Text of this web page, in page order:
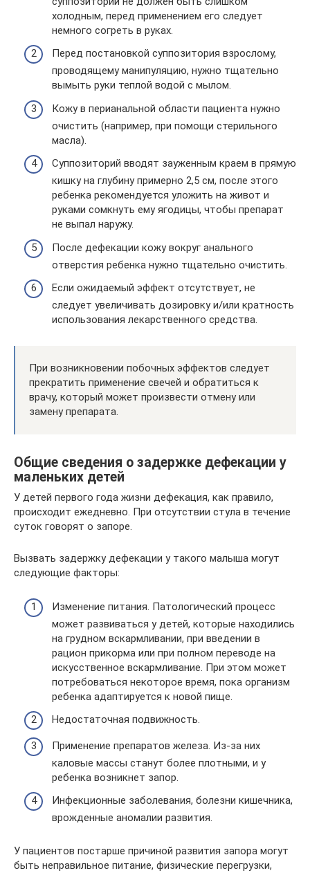
холодным, перед применением его следует
немного согреть в руках.
Перед постановкой суппозитория взрослому,
проводящему манипуляцию, нужно тщательно
вымыть руки теплой водой с мылом.
Кожу в перианальной области пациента нужно
очистить (например, при помощи стерильного
масла).
Суппозиторий вводят зауженным краем в прямую
кишку на глубину примерно 2,5 см, после этого
ребенка рекомендуется уложить на живот и
руками сомкнуть ему ягодицы, чтобы препарат
не выпал наружу.
После дефекации кожу вокруг анального
отверстия ребенка нужно тщательно очистить.
Если ожидаемый эффект отсутствует, не
следует увеличивать дозировку и/или кратность
использования лекарственного средства.
При возникновении побочных эффектов следует
прекратить применение свечей и обратиться к
врачу, который может произвести отмену или
замену препарата.
Общие сведения о задержке дефекации у
маленьких детей
У детей первого года жизни дефекация, как правило,
происходит ежедневно. При отсутствии стула в течение
суток говорят о запоре.
Вызвать задержку дефекации у такого малыша могут
следующие факторы:
Изменение питания. Патологический процесс
может развиваться у детей, которые находились
на грудном вскармливании, при введении в
рацион прикорма или при полном переводе на
искусственное вскармливание. При этом может
потребоваться некоторое время, пока организм
ребенка адаптируется к новой пище.
Недостаточная подвижность.
Применение препаратов железа. Из-за них
каловые массы станут более плотными, и у
ребенка возникнет запор.
Инфекционные заболевания, болезни кишечника,
врожденные аномалии развития.
У пациентов постарше причиной развития запора могут
быть неправильное питание, физические перегрузки,